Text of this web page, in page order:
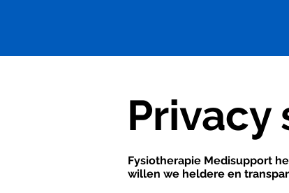
Fysiotherapie Medisupport
willen we heldere en